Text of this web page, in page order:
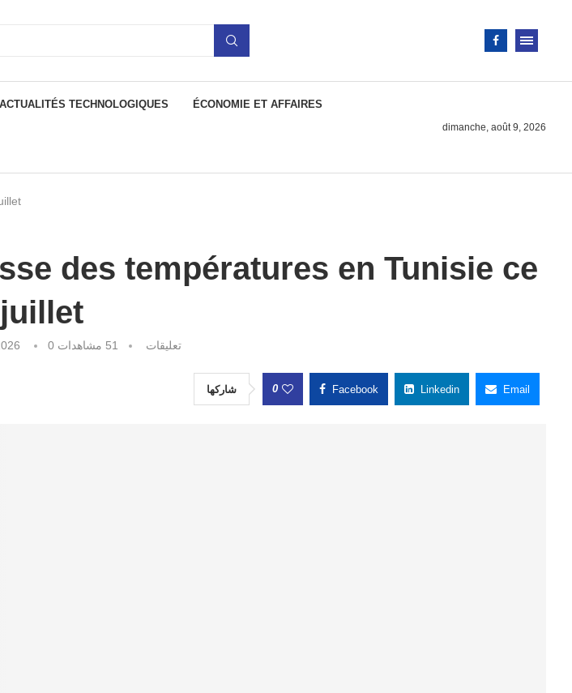
ACTUALITÉS TECHNOLOGIQUES ÉCONOMIE ET AFFAIRES
dimanche, août 9, 2026
des températures en Tunisie ce
0 تعليقات 51 مشاهدات
شاركها 0 Facebook Linkedin Email